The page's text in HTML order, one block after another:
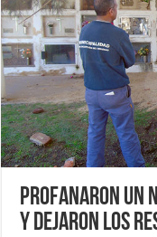
Profanaron un
y dejaron los